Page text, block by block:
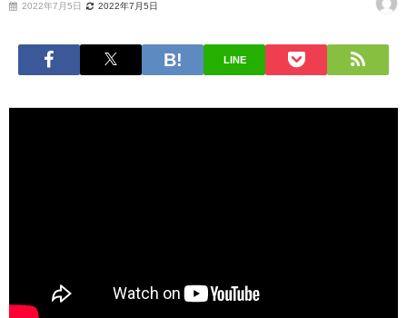
2022年7月5日 2022年7月5日
LINE